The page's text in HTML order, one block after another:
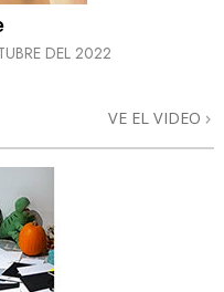
DEL 2022
VE EL VIDEO